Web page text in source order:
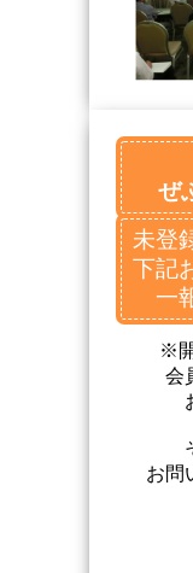
ぜ
未登
下記
一
※
会
お問